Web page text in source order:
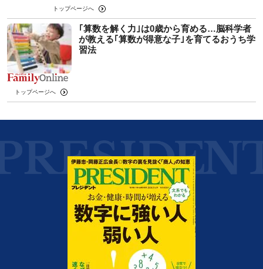
トップページへ
｢算数を解く力｣は0歳から育める…脳科学者
が教える｢算数が得意な子｣を育てるおうち学
習法
トップページへ